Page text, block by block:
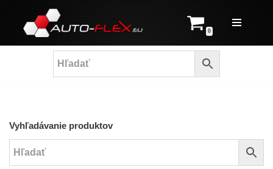
Prejsť
na
0
Vyhľadávanie produktov